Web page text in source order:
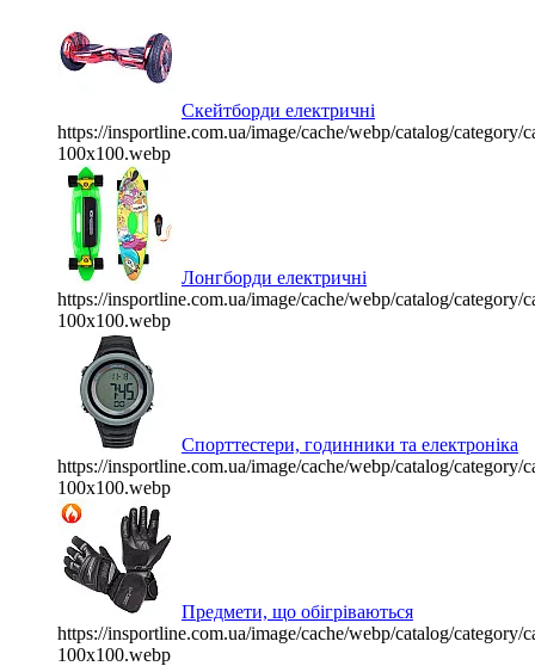
Скейтборди електричні
https://insportline.com.ua/image/cache/webp/catalog/category/
100x100.webp
Лонгборди електричні
https://insportline.com.ua/image/cache/webp/catalog/category/
100x100.webp
Спорттестери, годинники та електроніка
https://insportline.com.ua/image/cache/webp/catalog/category/
100x100.webp
Предмети, що обігріваються
https://insportline.com.ua/image/cache/webp/catalog/category/
100x100.webp